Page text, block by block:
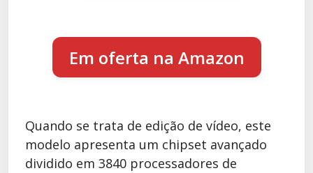
Em oferta na Amazon
Quando se trata de edição de vídeo, este
modelo apresenta um chipset avançado
dividido em 3840 processadores de